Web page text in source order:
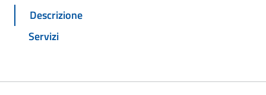
Descrizione
Servizi